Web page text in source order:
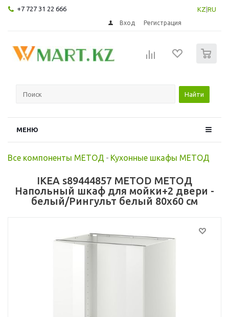
+7 727 31 22 666 KZ RU
Вход Регистрация
Найти
МЕНЮ
Все компоненты МЕТОД - Кухонные шкафы МЕТОД
IKEA s89444857 METOD МЕТОД
Напольный шкаф для мойки+2 двери -
белый/Рингульт белый 80x60 см